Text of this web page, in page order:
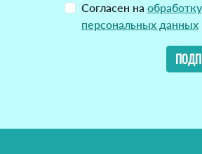
Согласен на обработку
персональных данных